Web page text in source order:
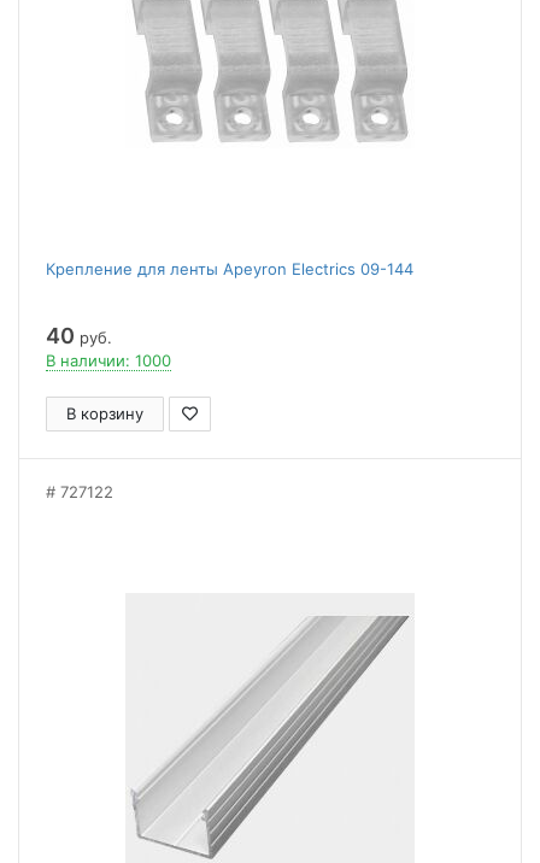
Крепление для ленты Apeyron Electrics 09-144
40 руб.
В наличии: 1000
В корзину
727122